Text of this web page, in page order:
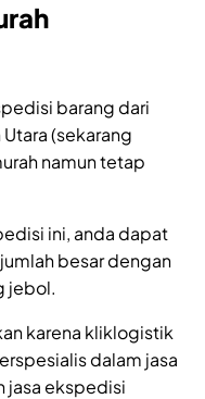
barang dari
(sekarang
namun tetap
ini, anda dapat
besar dengan
jebol.
karena kliklogistik
dalam jasa
jasa ekspedisi